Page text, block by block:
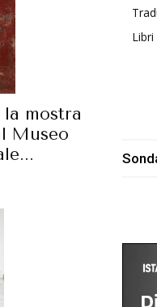
la mostra
Museo
Libri